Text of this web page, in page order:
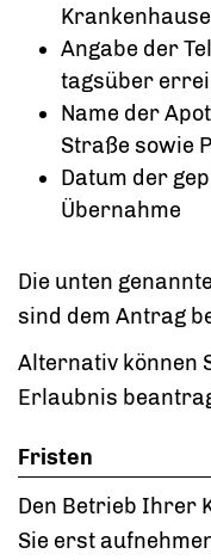
Angabe der
tagsüber
Name der
Straße sowie
Datum der
Übernahme
Die unten
sind dem Antrag
Alternativ können
Erlaubnis
Fristen
Den Betrieb Ihrer
Sie erst